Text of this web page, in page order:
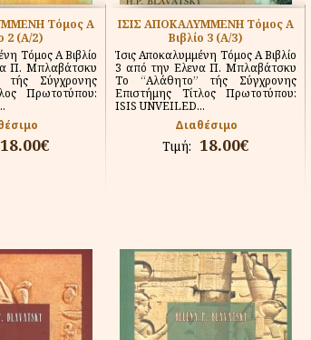
Τόμος Α
2 (Α/2)
Τόμος Α Βιβλίο
Π. Μπλαβάτσκυ
τής Σύγχρονης
Πρωτοτύπου:
18.00€
ΙΣΙΣ ΑΠΟΚΑΛΥΜΜΕΝΗ Τόμος Α
Βιβλίο 3 (Α/3)
Ίσις Αποκαλυμμένη Τόμος Α Βιβλίο
3 από την Ελενα Π. Μπλαβάτσκυ
Το “Αλάθητο” τής Σύγχρονης
Επιστήμης Τίτλος Πρωτοτύπου:
ISIS UNVEILED...
Διαθέσιμο
Τιμή: 18.00€